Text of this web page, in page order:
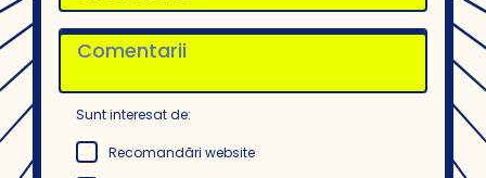
Sunt interesat de:
Recomandări website